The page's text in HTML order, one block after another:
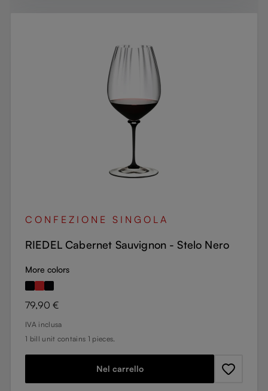
CONFEZIONE SINGOLA
RIEDEL Cabernet Sauvignon - Stelo Nero
More colors
Prezzo normale:
79,90 €
IVA inclusa
1 bill unit contains 1 pieces.
Nel carrello